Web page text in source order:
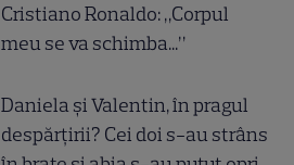
Cristiano Ronaldo: „Corpul
meu se va schimba...”
Daniela și Valentin, în pragul
despărțirii? Cei doi s-au strâns